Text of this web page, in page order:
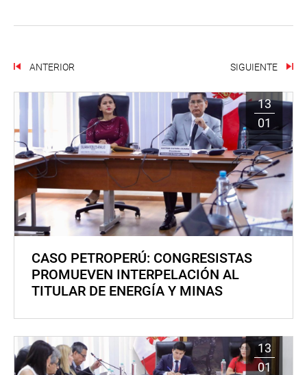
ANTERIOR SIGUIENTE
13
01
CASO PETROPERÚ: CONGRESISTAS
PROMUEVEN INTERPELACIÓN AL
TITULAR DE ENERGÍA Y MINAS
13
01